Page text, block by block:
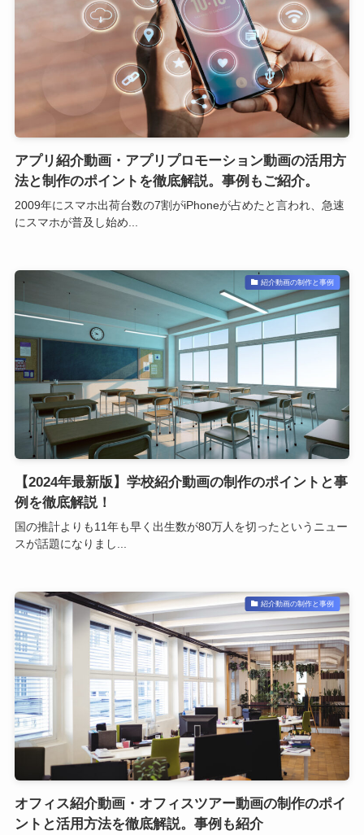
アプリ紹介動画・アプリプロモーション動画の活用方
法と制作のポイントを徹底解説。事例もご紹介。
2009年にスマホ出荷台数の7割がiPhoneが占めたと言われ、急速
にスマホが普及し始め...
紹介動画の制作と事例
【2024年最新版】学校紹介動画の制作のポイントと事
例を徹底解説！
国の推計よりも11年も早く出生数が80万人を切ったというニュー
スが話題になりまし...
紹介動画の制作と事例
オフィス紹介動画・オフィスツアー動画の制作のポイ
ントと活用方法を徹底解説。事例も紹介